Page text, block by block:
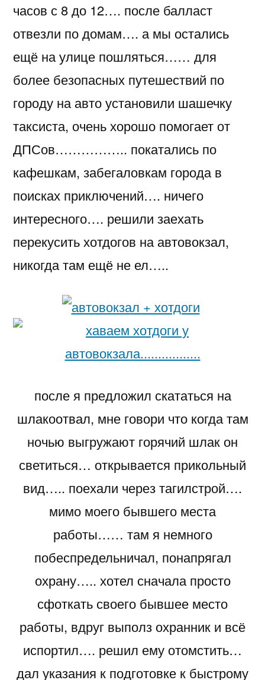
часов с 8 до 12…. после балласт
отвезли по домам…. а мы остались
ещё на улице пошляться…… для
более безопасных путешествий по
городу на авто установили шашечку
таксиста, очень хорошо помогает от
ДПСов…………….. покатались по
кафешкам, забегаловкам города в
поисках приключений…. ничего
интересного…. решили заехать
перекусить хотдогов на автовокзал,
никогда там ещё не ел…..
после я предложил скататься на
шлакоотвал, мне говори что когда там
ночью выгружают горячий шлак он
светиться… открывается прикольный
вид….. поехали через тагилстрой….
мимо моего бывшего места
работы…… там я немного
побеспредельничал, понапрягал
охрану….. хотел сначала просто
сфоткать своего бывшее место
работы, вдруг выполз охранник и всё
испортил…. решил ему отомстить…
дал указания к подготовке к быстрому